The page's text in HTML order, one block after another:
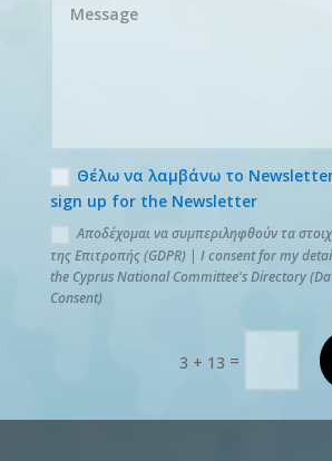
Θέλω να λαμβάνω το
sign up for the Newsletter
Αποδέχομαι να συμπεριληφθούν τα
της Επιτροπής (GDPR) | I consent for my
the Cyprus National Committee's Directory
Consent)
3 + 13 =